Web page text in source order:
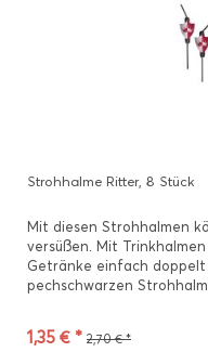
Strohhalme Ritter, 8 Stück
Mit diesen Strohhalmen
versüßen. Mit
Getränke einfach doppelt
pechschwarzen
1,35 € * 2,70 € *